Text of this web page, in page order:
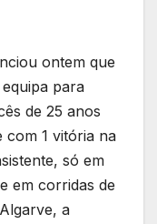
ontem que
para
de 25 anos
com 1 vitória na
só em
em corridas de
a